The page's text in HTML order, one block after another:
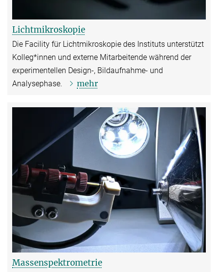
Lichtmikroskopie
Die Facility für Lichtmikroskopie des Instituts unterstützt
Kolleg*innen und externe Mitarbeitende während der
experimentellen Design-, Bildaufnahme- und
Analysephase.
mehr
Massenspektrometrie